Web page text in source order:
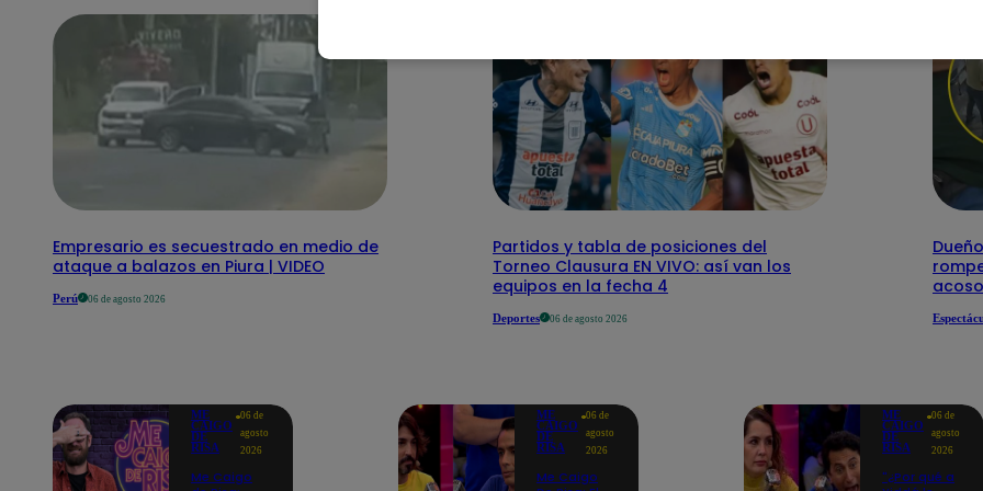
Empresario es secuestrado en medio de
ataque a balazos en Piura | VIDEO
Perú 06 de agosto 2026
Partidos y tabla de posiciones del
Torneo Clausura EN VIVO: así van los
equipos en la fecha 4
Deportes 06 de agosto 2026
ME
CAIGO
DE
RISA
06 de
agosto
2026
Me Caigo
ME
CAIGO
DE
RISA
06 de
agosto
2026
Me Caigo
ME
CAIGO
DE
RISA
06 de
agosto
2026
"¿Por qué a